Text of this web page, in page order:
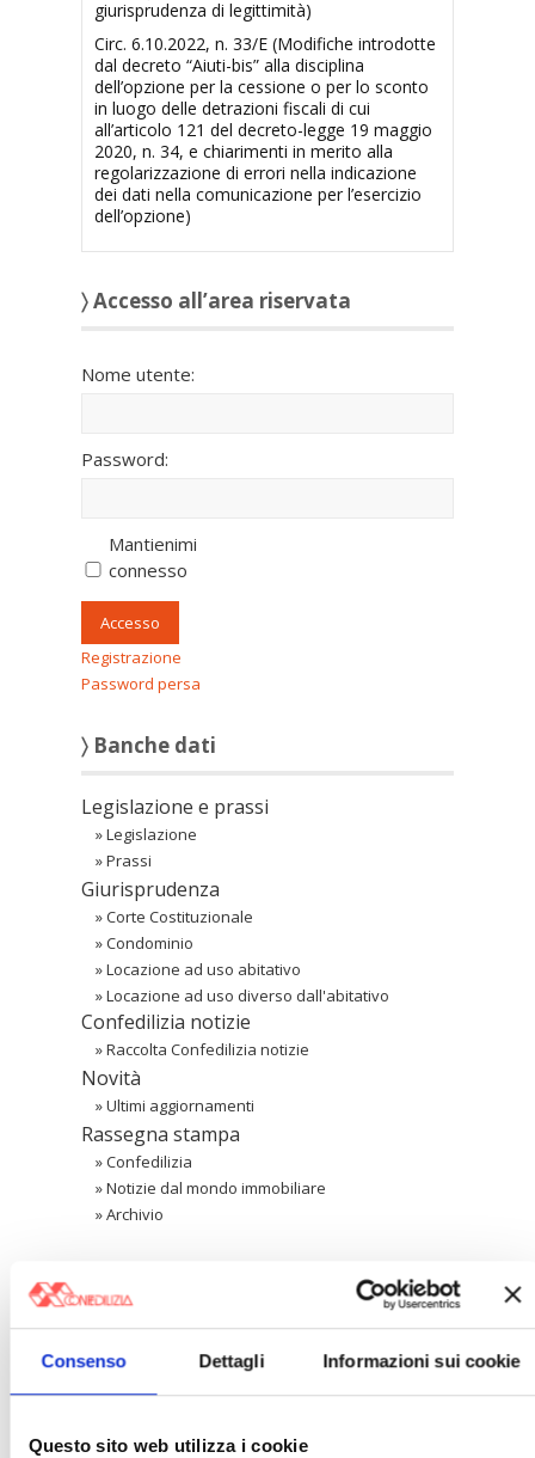
Consenso Dettagli Informazioni sui cookie
Questo sito web utilizza i cookie
giurisprudenza di legittimità)
Circ. 6.10.2022, n. 33/E (Modifiche introdotte
dal decreto “Aiuti-bis” alla disciplina
dell’opzione per la cessione o per lo sconto
in luogo delle detrazioni fiscali di cui
all’articolo 121 del decreto-legge 19 maggio
2020, n. 34, e chiarimenti in merito alla
regolarizzazione di errori nella indicazione
dei dati nella comunicazione per l’esercizio
dell’opzione)
〉 Accesso all’area riservata
Nome utente:
Password:
Mantienimi
connesso
Accesso
Registrazione
Password persa
〉 Banche dati
Legislazione e prassi
»Legislazione
»Prassi
Giurisprudenza
»Corte Costituzionale
»Condominio
»Locazione ad uso abitativo
»Locazione ad uso diverso dall'abitativo
Confedilizia notizie
»Raccolta Confedilizia notizie
Novità
»Ultimi aggiornamenti
Rassegna stampa
»Confedilizia
»Notizie dal mondo immobiliare
»Archivio
Cerca
〉 Area riservata Associazioni